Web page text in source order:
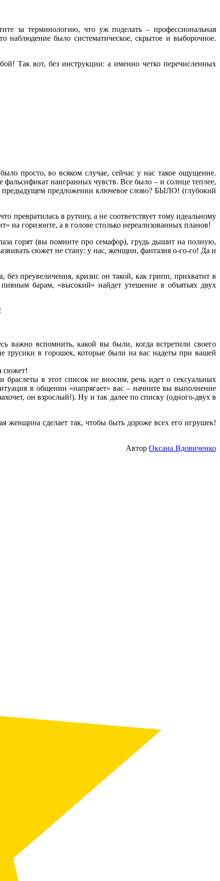
за терминологию, что уж поделать – профессиональная
наблюдение было систематическое, скрытое и выборочное.
Так вот, без инструкции: а именно четко перечисленных
просто, во всяком случае, сейчас у нас такое ощущение.
наигранных чувств. Все было – и солнце теплее,
предыдущем предложении ключевое слово? БЫЛО! (глубокий
превратилась в рутину, а не соответствует тому идеальному
на горизонте, а в голове столько нереализованных планов!
горят (вы помните про семафор), грудь дышит на полную,
сюжет не стану: у нас, женщин, фантазия о-го-го! Да и
преувеличения, кризис он такой, как грипп, прихватит в
барам, «высокий» найдет утешение в объятьях двух
важно вспомнить, какой вы были, когда встретили своего
трусики в горошек, которые были на вас надеты при вашей
сюжет!
в этот список не вносим, речь идет о сексуальных
в общении «напрягает» вас – начните вы выполнение
он взрослый!). Ну и так далее по списку (одного-двух в
женщина сделает так, чтобы быть дороже всех его игрушек!
Автор Оксана Вдовиченко